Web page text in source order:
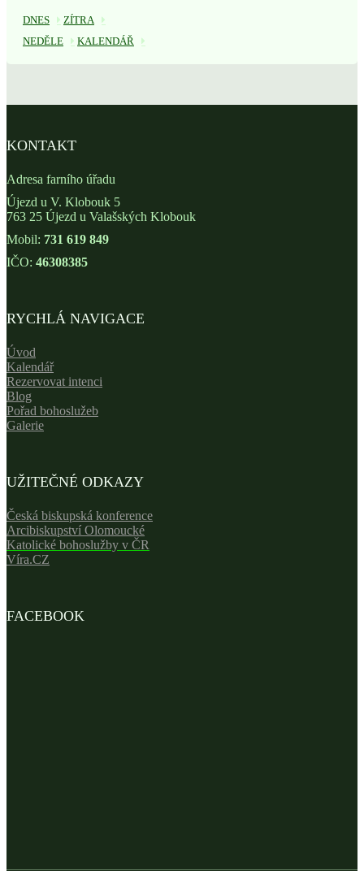
DNES
ZÍTRA
NEDĚLE
KALENDÁŘ
KONTAKT
Adresa farního úřadu
Újezd u V. Klobouk 5
763 25 Újezd u Valašských Klobouk
Mobil: 731 619 849
IČO: 46308385
RYCHLÁ NAVIGACE
Úvod
Kalendář
Rezervovat intenci
Blog
Pořad bohoslužeb
Galerie
UŽITEČNÉ ODKAZY
Česká biskupská konference
Arcibiskupství Olomoucké
Katolické bohoslužby v ČR
Víra.CZ
FACEBOOK